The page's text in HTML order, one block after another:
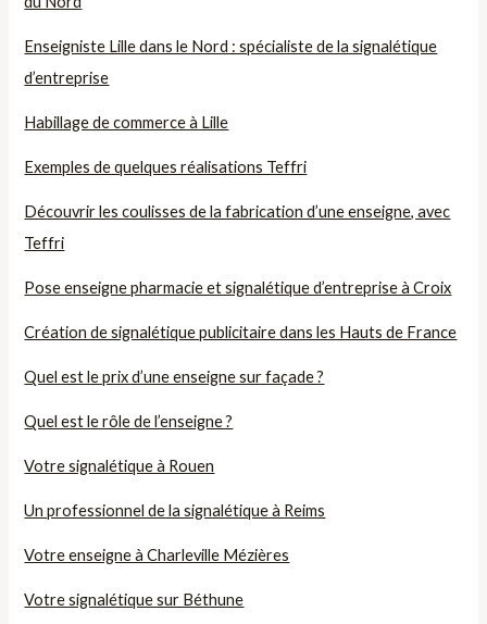
Enseigniste Lille dans le Nord : spécialiste de la signalétique
d’entreprise
Habillage de commerce à Lille
Exemples de quelques réalisations Teffri
Découvrir les coulisses de la fabrication d’une enseigne, avec
Teffri
Pose enseigne pharmacie et signalétique d’entreprise à Croix
Création de signalétique publicitaire dans les Hauts de France
Quel est le prix d’une enseigne sur façade ?
Quel est le rôle de l’enseigne ?
Votre signalétique à Rouen
Un professionnel de la signalétique à Reims
Votre enseigne à Charleville Mézières
Votre signalétique sur Béthune